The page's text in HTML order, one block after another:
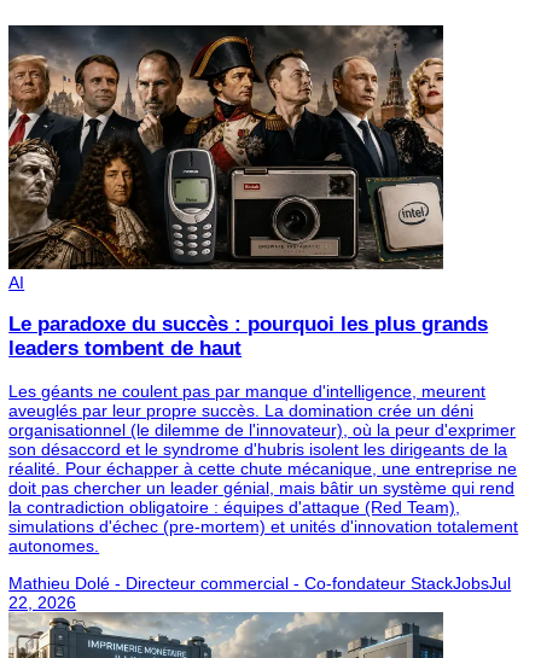
Le secteur IT est-il plus inclusif que d’autres ?
Il est plus ouvert à certains parcours atypiques, mais
conserve des biais structurels.
Quelles initiatives fonctionnent le mieux ?
Mentorat, objectifs mesurés, formation anti-biais et
diversification des canaux de recrutement.
Pourquoi la diversité est-elle stratégique ?
Parce qu’elle améliore innovation, recrutement et
performance globale.
Conclusion
En 2025, la diversité et l’inclusion dans la tech